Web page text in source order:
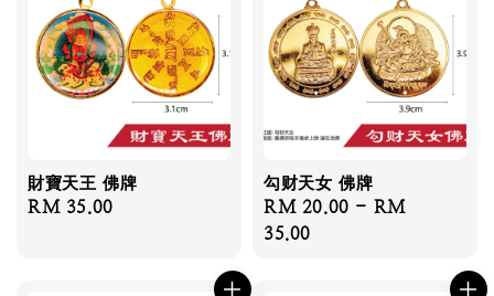
財寶天王 佛牌
Regular
RM 35.00
勾财天女 佛牌
Regular
price
RM 20.00 - RM
35.00